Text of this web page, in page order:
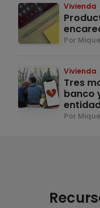
Vivienda
Por
Vivienda
Tres
banco
Por